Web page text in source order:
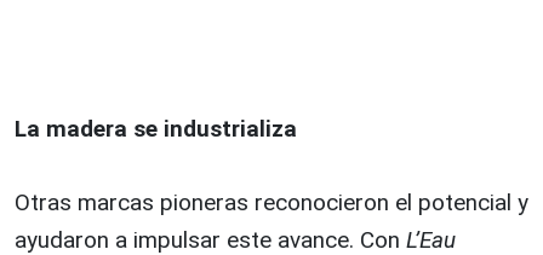
La madera se industrializa
Otras marcas pioneras reconocieron el potencial y
ayudaron a impulsar este avance. Con L’Eau